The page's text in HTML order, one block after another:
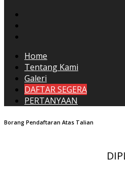
Home
Tentang Kami
Galeri
DAFTAR SEGERA
PERTANYAAN
Borang Pendaftaran Atas Talian